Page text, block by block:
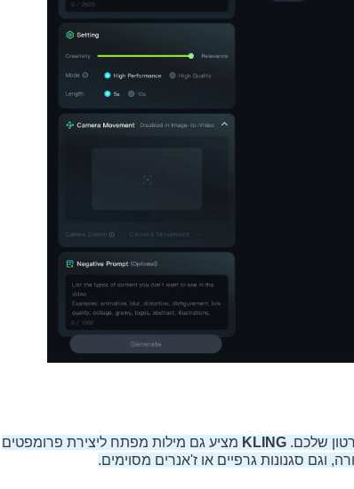
שלכם. KLING מציע גם מילות מפתח ליצירת פרומפטים
וגם סגנונות גרפיים או ז'אנרים מסוימים.